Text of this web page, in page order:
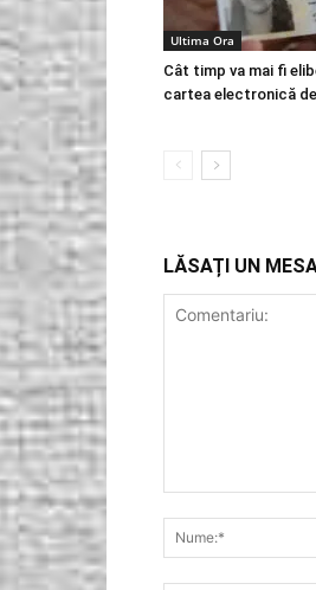
Ultima Ora
Cât timp va mai fi
cartea electronică
LĂSAȚI UN